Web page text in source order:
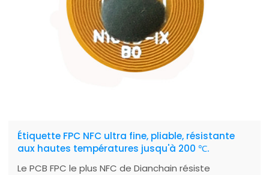
Étiquette FPC NFC ultra fine, pliable, résistante
aux hautes températures jusqu'à 200 ℃.
Le PCB FPC le plus NFC de Dianchain résiste